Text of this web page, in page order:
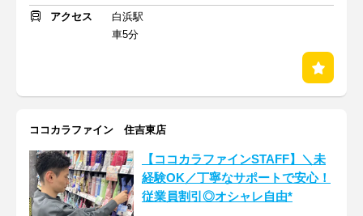
アクセス
白浜駅
車5分
ココカラファイン 住吉東店
【ココカラファインSTAFF】＼未
経験OK／丁寧なサポートで安心！
従業員割引◎オシャレ自由*